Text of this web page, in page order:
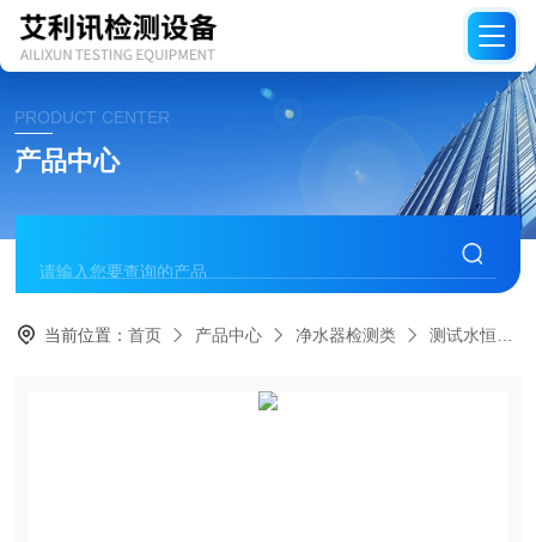
PRODUCT CENTER
产品中心
当前位置：首页 产品中心 净水器检测类 测试水恒温恒压供水系统